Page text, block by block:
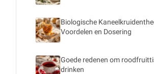
Biologische
Voordelen en Dosering
Goede redenen om
drinken